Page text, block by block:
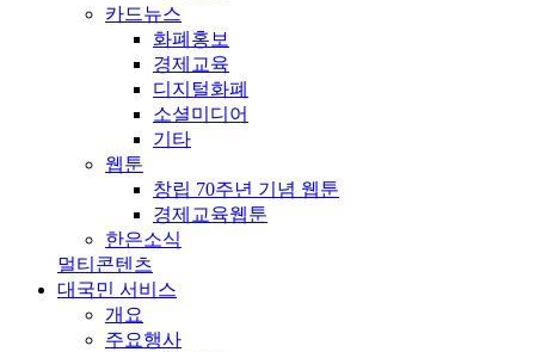
카드뉴스
화폐홍보
경제교육
디지털화폐
소셜미디어
기타
웹툰
창립 70주년 기념 웹툰
경제교육웹툰
한은소식
멀티콘텐츠
대국민 서비스
개요
주요행사